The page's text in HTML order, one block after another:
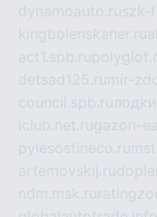
dynamoauto.ruszk-
kingbolenskaner.ru
act1.spb.ru
detsad125.ru mir-
council.spb.ru
iclub.net.rugazon-
pylesostineco.ru
artemovskij.ru
ndm.msk.ru